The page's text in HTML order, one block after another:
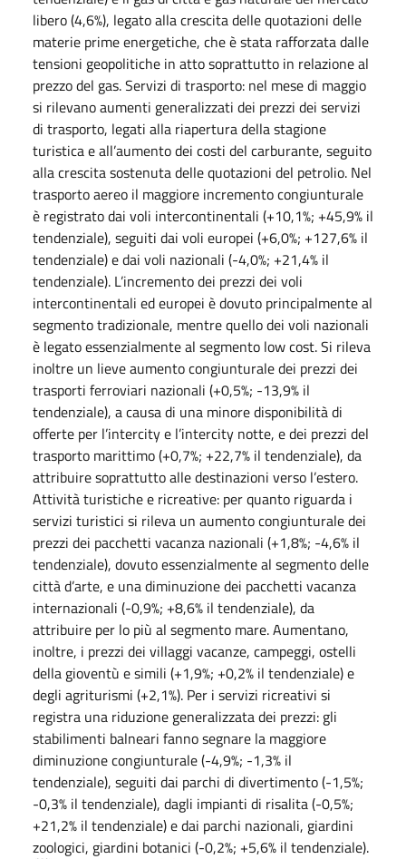
libero (4,6%), legato alla crescita delle quotazioni delle
materie prime energetiche, che è stata rafforzata dalle
tensioni geopolitiche in atto soprattutto in relazione al
prezzo del gas. Servizi di trasporto: nel mese di maggio
si rilevano aumenti generalizzati dei prezzi dei servizi
di trasporto, legati alla riapertura della stagione
turistica e all’aumento dei costi del carburante, seguito
alla crescita sostenuta delle quotazioni del petrolio. Nel
trasporto aereo il maggiore incremento congiunturale
è registrato dai voli intercontinentali (+10,1%; +45,9% il
tendenziale), seguiti dai voli europei (+6,0%; +127,6% il
tendenziale) e dai voli nazionali (-4,0%; +21,4% il
tendenziale). L’incremento dei prezzi dei voli
intercontinentali ed europei è dovuto principalmente al
segmento tradizionale, mentre quello dei voli nazionali
è legato essenzialmente al segmento low cost. Si rileva
inoltre un lieve aumento congiunturale dei prezzi dei
trasporti ferroviari nazionali (+0,5%; -13,9% il
tendenziale), a causa di una minore disponibilità di
offerte per l’intercity e l’intercity notte, e dei prezzi del
trasporto marittimo (+0,7%; +22,7% il tendenziale), da
attribuire soprattutto alle destinazioni verso l’estero.
Attività turistiche e ricreative: per quanto riguarda i
servizi turistici si rileva un aumento congiunturale dei
prezzi dei pacchetti vacanza nazionali (+1,8%; -4,6% il
tendenziale), dovuto essenzialmente al segmento delle
città d’arte, e una diminuzione dei pacchetti vacanza
internazionali (-0,9%; +8,6% il tendenziale), da
attribuire per lo più al segmento mare. Aumentano,
inoltre, i prezzi dei villaggi vacanze, campeggi, ostelli
della gioventù e simili (+1,9%; +0,2% il tendenziale) e
degli agriturismi (+2,1%). Per i servizi ricreativi si
registra una riduzione generalizzata dei prezzi: gli
stabilimenti balneari fanno segnare la maggiore
diminuzione congiunturale (-4,9%; -1,3% il
tendenziale), seguiti dai parchi di divertimento (-1,5%;
-0,3% il tendenziale), dagli impianti di risalita (-0,5%;
+21,2% il tendenziale) e dai parchi nazionali, giardini
zoologici, giardini botanici (-0,2%; +5,6% il tendenziale).